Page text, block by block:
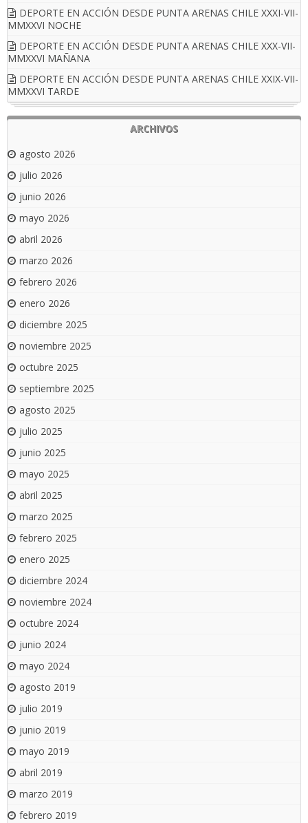
DEPORTE EN ACCIÓN DESDE PUNTA ARENAS CHILE XXXI-VII-
MMXXVI NOCHE
DEPORTE EN ACCIÓN DESDE PUNTA ARENAS CHILE XXX-VII-
MMXXVI MAÑANA
DEPORTE EN ACCIÓN DESDE PUNTA ARENAS CHILE XXIX-VII-
MMXXVI TARDE
ARCHIVOS
agosto 2026
julio 2026
junio 2026
mayo 2026
abril 2026
marzo 2026
febrero 2026
enero 2026
diciembre 2025
noviembre 2025
octubre 2025
septiembre 2025
agosto 2025
julio 2025
junio 2025
mayo 2025
abril 2025
marzo 2025
febrero 2025
enero 2025
diciembre 2024
noviembre 2024
octubre 2024
junio 2024
mayo 2024
agosto 2019
julio 2019
junio 2019
mayo 2019
abril 2019
marzo 2019
febrero 2019